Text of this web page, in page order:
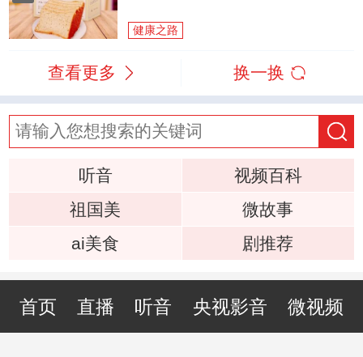
健康之路
查看更多 换一换
听音
视频百科
祖国美
微故事
ai美食
剧推荐
首页 直播 听音 央视影音 微视频